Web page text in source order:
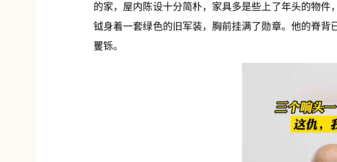
的家，屋内陈设十分简朴，家具多是些上了年头的物
钺身着一套绿色的旧军装，胸前挂满了勋章。他的脊
矍铄。